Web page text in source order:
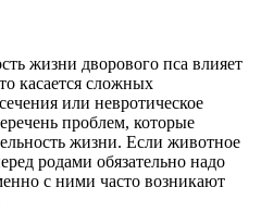
жизни дворового пса влияет
касается сложных
или невротическое
проблем, которые
жизни. Если животное
родами обязательно надо
с ними часто возникают